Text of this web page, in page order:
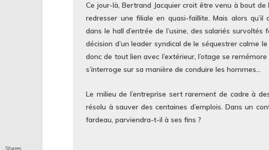
Ce jour-là, Bertrand Jacquier croit être venu à bout
redresser une filiale en quasi-faillite. Mais alors
dans le hall d’entrée de l’usine, des salariés
décision d’un leader syndical de le séquestrer calme
donc de tout lien avec l’extérieur, l’otage se
s’interroge sur sa manière de conduire les hommes…
Le milieu de l’entreprise sert rarement de cadre à
résolu à sauver des centaines d’emplois. Dans un
fardeau, parviendra-t-il à ses fins ?
Shares